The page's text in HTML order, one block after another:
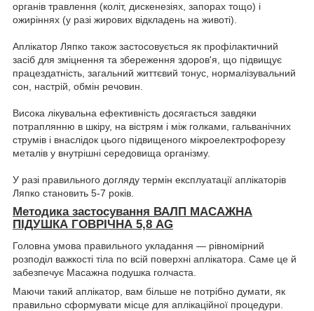
органів травлення (коліт, дискенезіях, запорах тощо) і
ожиріннях (у разі жирових відкладень на животі).
Аплікатор Ляпко також застосовується як профілактичний
засіб для зміцнення та збереження здоров'я, що підвищує
працездатність, загальний життєвий тонус, нормалізувальний
сон, настрій, обмін речовин.
Висока лікувальна ефективність досягається завдяки
потраплянню в шкіру, на вістрям і між голками, гальванічних
струмів і внаслідок цього підвищеного мікроелектрофорезу
металів у внутрішні середовища організму.
У разі правильного догляду термін експлуатації аплікаторів
Ляпко становить 5-7 років.
Методика застосування ВАЛП МАСАЖНА
ПІДУШКА ГОВРІЧНА 5,8 AG
Головна умова правильного укладання — рівномірний
розподіл важкості тіла по всій поверхні аплікатора. Саме це й
забезпечує Масажна подушка голчаста.
Маючи такий аплікатор, вам більше не потрібно думати, як
правильно сформувати місце для аплікаційної процедури.